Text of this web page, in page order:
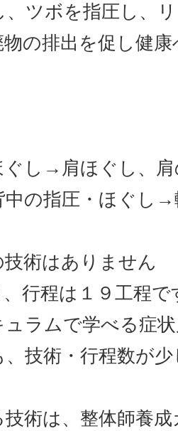
、ツボを指圧し、
の排出を促し健
ぐし→肩ほぐし、
の指圧・ほぐし→
技術はありません
、行程は１９工程で
ュラムで学べる症
技術・行程数が
術は、整体師養